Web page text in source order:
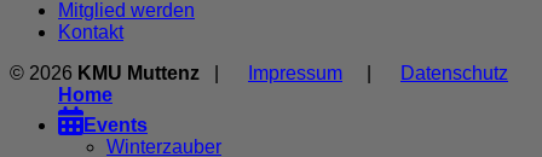
Mitglied werden
Kontakt
© 2026 KMU Muttenz Impressum
Datenschutz
Home
Events
Winterzauber